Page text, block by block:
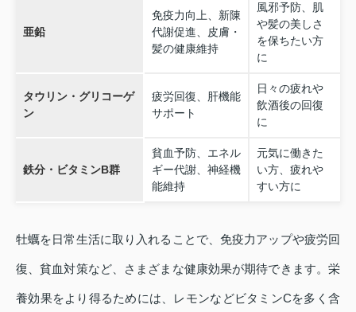
亜鉛
免疫力向上、新陳
代謝促進、皮膚・
髪の健康維持
風邪予防、肌
や髪の美しさ
を保ちたい方
に
タウリン・グリコーゲ
ン
疲労回復、肝機能
サポート
日々の疲れや
飲酒後の回復
に
鉄分・ビタミンB群
貧血予防、エネル
ギー代謝、神経機
能維持
元気に働きた
い方、疲れや
すい方に
牡蠣を日常生活に取り入れることで、免疫力アップや疲労回
復、貧血対策など、さまざまな健康効果が期待できます。栄
養効果をより得るためには、レモンなどビタミンCを多く含